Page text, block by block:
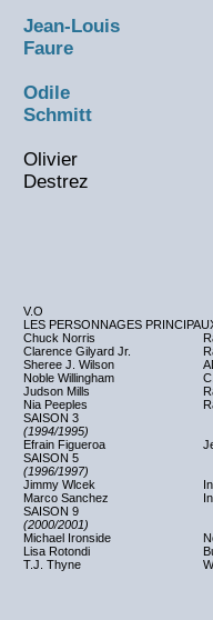
Jean-Louis
Faure
Odile
Schmitt
Olivier
Destrez
V.O
LES PERSONNAGES
Chuck Norris
Clarence Gilyard Jr.
Sheree J. Wilson
Noble Willingham
Judson Mills
Nia Peeples
SAISON 3
(1994/1995)
Efrain Figueroa
SAISON 5
(1996/1997)
Jimmy Wlcek
Marco Sanchez
SAISON 9
(2000/2001)
Michael Ironside
Lisa Rotondi
T.J. Thyne